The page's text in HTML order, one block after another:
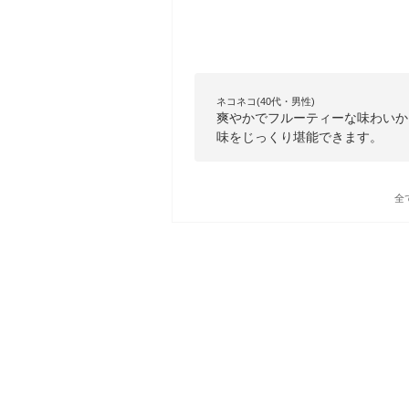
ネコネコ(40代・男性)
爽やかでフルーティーな味わい
味をじっくり堪能できます。
全